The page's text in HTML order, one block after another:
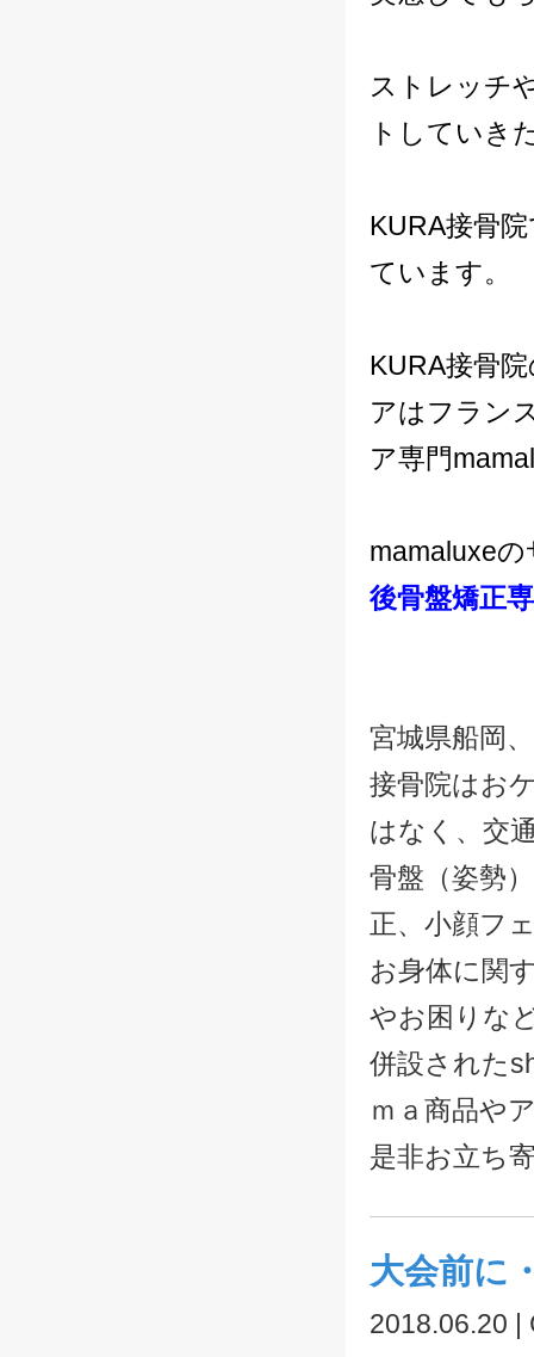
ストレッチ
トしていき
KURA接骨
ています。
KURA接骨
アはフラン
ア専門
mamaluxe
後骨盤矯正
宮城県船岡
接骨院はお
はなく、交
骨盤（姿勢
正、小顔フ
お身体に関
やお困りな
併設された
ｍａ商品や
是非お立ち
大会前に
2018.06.20